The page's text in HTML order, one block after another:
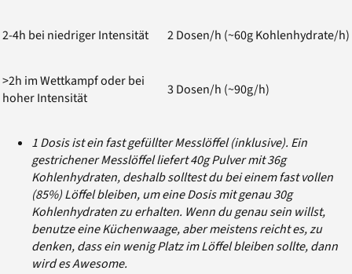
2-4h bei niedriger Intensität 2 Dosen/h (~60g Kohlenhydrate/h)
>2h im Wettkampf oder bei
hoher Intensität
3 Dosen/h (~90g/h)
1 Dosis ist ein fast gefüllter Messlöffel (inklusive). Ein
gestrichener Messlöffel liefert 40g Pulver mit 36g
Kohlenhydraten, deshalb solltest du bei einem fast vollen
(85%) Löffel bleiben, um eine Dosis mit genau 30g
Kohlenhydraten zu erhalten. Wenn du genau sein willst,
benutze eine Küchenwaage, aber meistens reicht es, zu
denken, dass ein wenig Platz im Löffel bleiben sollte, dann
wird es Awesome.